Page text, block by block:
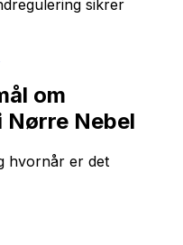
sikrer
om
Nørre Nebel
hvornår er det